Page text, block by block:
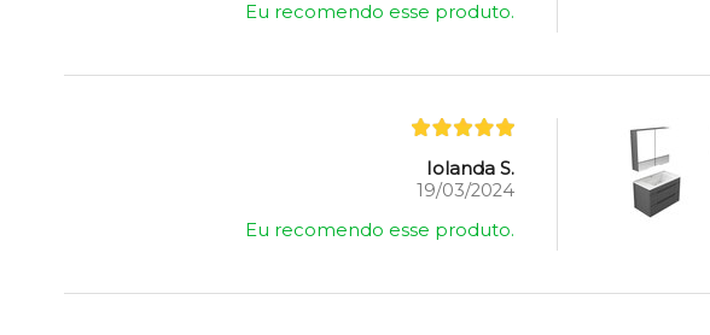
Eu recomendo esse produto.
Iolanda S.
19/03/2024
Eu recomendo esse produto.